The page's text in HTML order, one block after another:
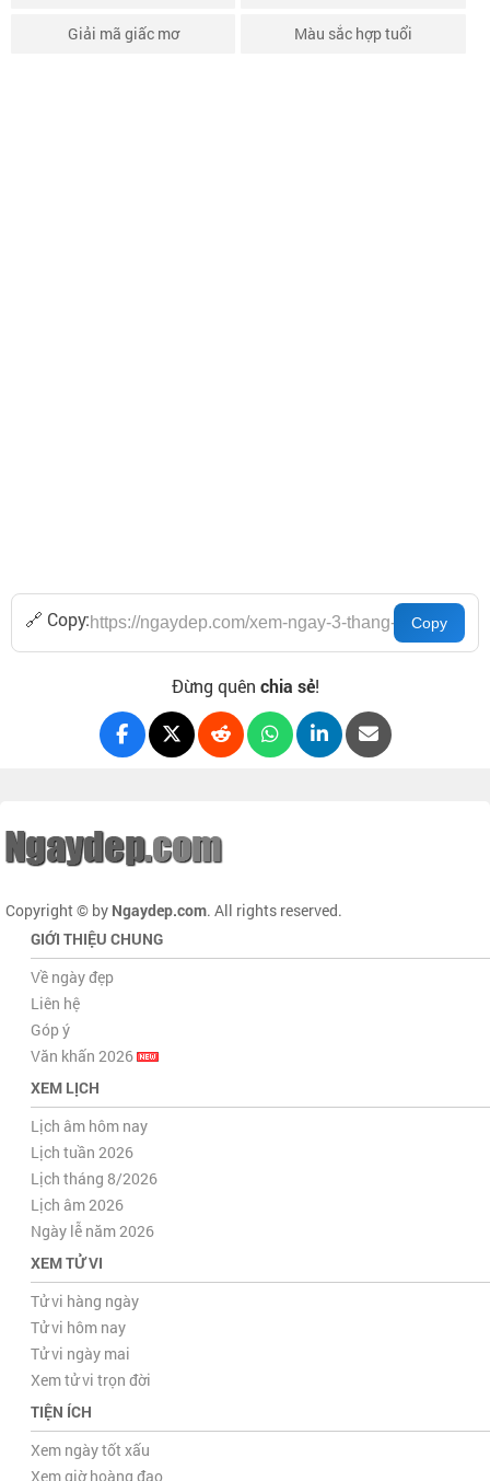
Giải mã giấc mơ Màu sắc hợp tuổi
🔗 Copy:
Đừng quên chia sẻ!
Copyright © by Ngaydep.com. All rights reserved.
GIỚI THIỆU CHUNG
Về ngày đẹp
Liên hệ
Góp ý
Văn khấn 2026
XEM LỊCH
Lịch âm hôm nay
Lịch tuần 2026
Lịch tháng 8/2026
Lịch âm 2026
Ngày lễ năm 2026
XEM TỬ VI
Tử vi hàng ngày
Tử vi hôm nay
Tử vi ngày mai
Xem tử vi trọn đời
TIỆN ÍCH
Xem ngày tốt xấu
Xem giờ hoàng đạo